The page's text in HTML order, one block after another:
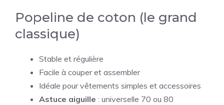
Popeline de coton (le grand
classique)
Stable et régulière
Facile à couper et assembler
Idéale pour vêtements simples et accessoires
Astuce aiguille : universelle 70 ou 80